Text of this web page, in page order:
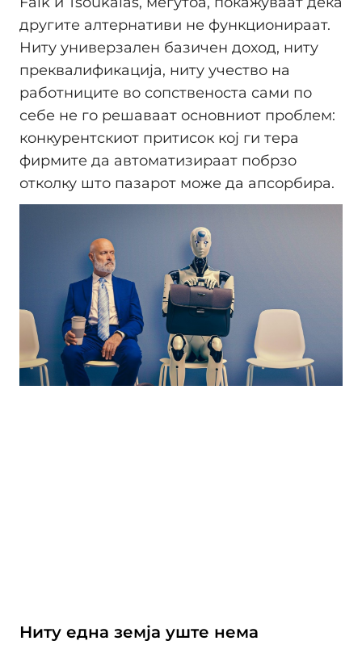
другите алтернативи не функционираат.
Ниту универзален базичен доход, ниту
преквалификација, ниту учество на
работниците во сопственоста сами по
себе не го решаваат основниот проблем:
конкурентскиот притисок кој ги тера
фирмите да автоматизираат побрзо
отколку што пазарот може да апсорбира.
Ниту една земја уште нема